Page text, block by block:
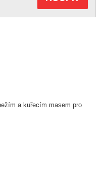
a kuřecím masem pro